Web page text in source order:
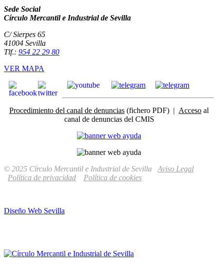
Sede Social
Círculo Mercantil e Industrial de Sevilla
C/ Sierpes 65
41004 Sevilla
Tlf.: 954 22 29 80
VER MAPA
Procedimiento del canal de denuncias (fichero PDF) | Acceso al
canal de denuncias del CMIS
© 2025 Círculo Mercantil e Industrial de Sevilla Aviso Legal
Política de privacidad
Política de cookies
Diseño Web Sevilla